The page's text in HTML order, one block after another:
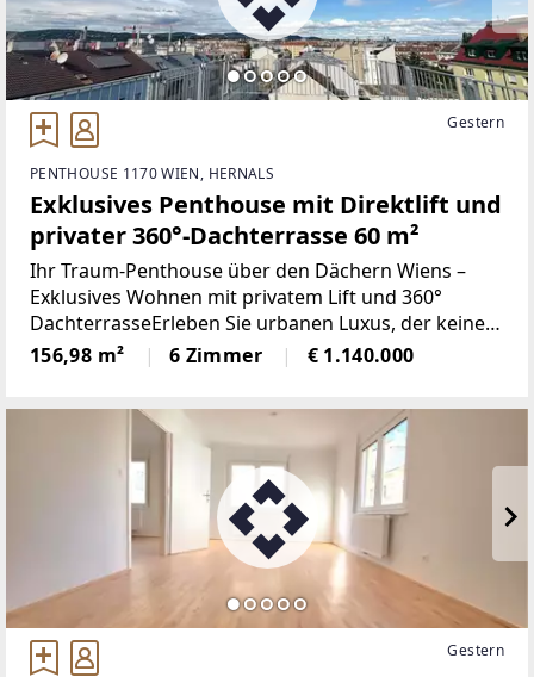
Gestern
PENTHOUSE 1170 WIEN, HERNALS
Exklusives Penthouse mit Direktlift und
privater 360°-Dachterrasse 60 m²
Ihr Traum-Penthouse über den Dächern Wiens –
Exklusives Wohnen mit privatem Lift und 360°
DachterrasseErleben Sie urbanen Luxus, der keine
Wünsche offenlässt! Dieses außergewöhnliche
Penthouse in 1170 Wien verbindet großzügiges
156,98 m² 6 Zimmer € 1.140.000
Gestern